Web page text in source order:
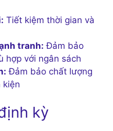
Tiết kiệm thời gian và
tranh: Đảm bảo
hợp với ngân sách
Đảm bảo chất lượng
kiện
kỳ